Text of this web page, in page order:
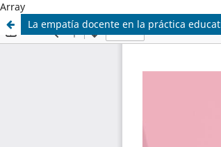
Array
La empatía docente en la práctica